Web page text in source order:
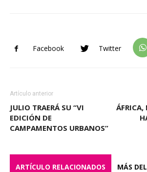
Facebook Twitter
Artículo anterior
JULIO TRAERÁ SU “VI
EDICIÓN DE
CAMPAMENTOS URBANOS”
ÁFRICA,
ARTÍCULO RELACIONADOS MÁS